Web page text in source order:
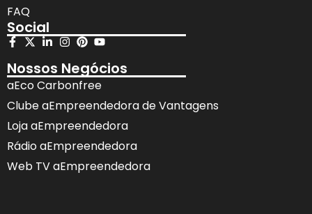
FAQ
Social
Nossos Negócios
aEco Carbonfree
Clube aEmpreendedora de Vantagens
Loja aEmpreendedora
Rádio aEmpreendedora
Web TV aEmpreendedora